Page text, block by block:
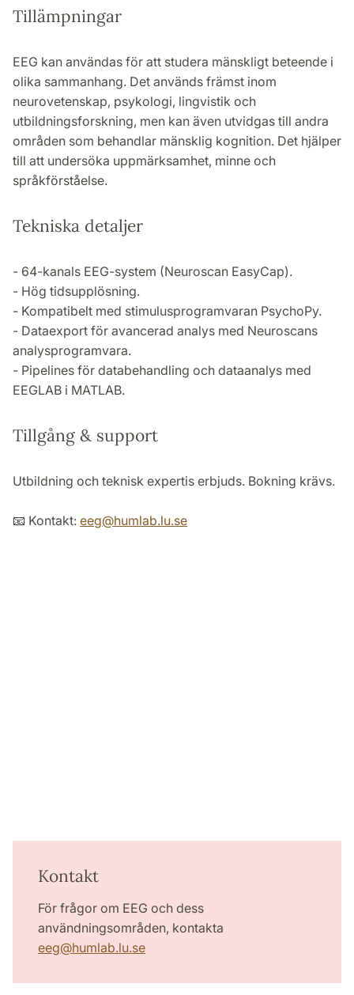
Tillämpningar
EEG kan användas för att studera mänskligt beteende i
olika sammanhang. Det används främst inom
neurovetenskap, psykologi, lingvistik och
utbildningsforskning, men kan även utvidgas till andra
områden som behandlar mänsklig kognition. Det hjälper
till att undersöka uppmärksamhet, minne och
språkförståelse.
Tekniska detaljer
- 64-kanals EEG-system (Neuroscan EasyCap).
- Hög tidsupplösning.
- Kompatibelt med stimulusprogramvaran PsychoPy.
- Dataexport för avancerad analys med Neuroscans
analysprogramvara.
- Pipelines för databehandling och dataanalys med
EEGLAB i MATLAB.
Tillgång & support
Utbildning och teknisk expertis erbjuds. Bokning krävs.
📧 Kontakt: eeg@humlab.lu.se
Kontakt
För frågor om EEG och dess
användningsområden, kontakta
eeg@humlab.lu.se